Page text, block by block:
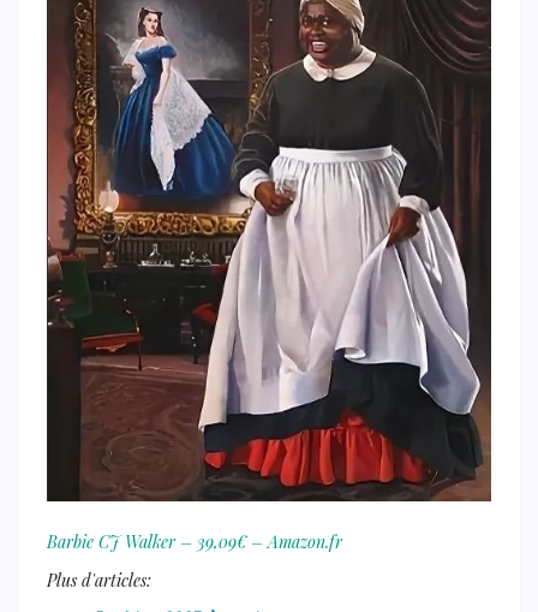
Barbie CJ Walker – 39,09€ – Amazon.fr
Plus d'articles: